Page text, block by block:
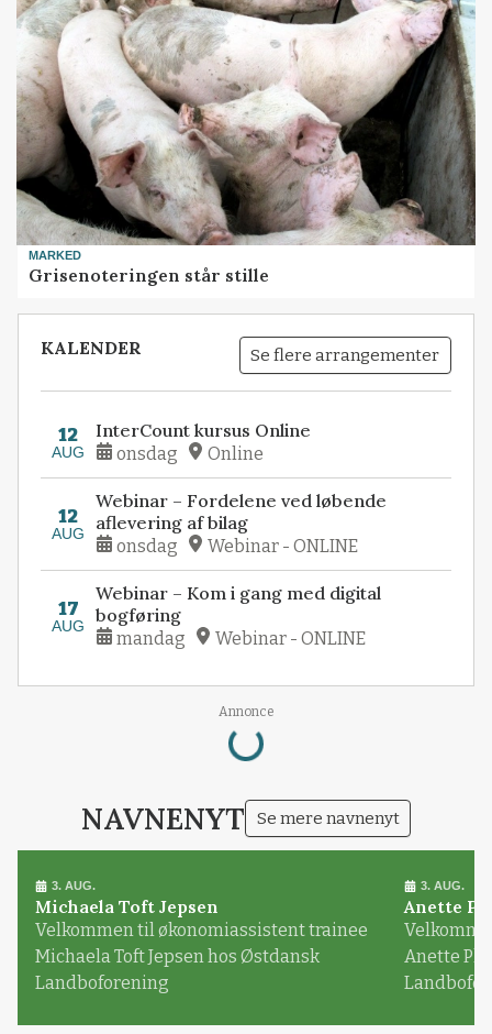
MARKED
Grisenoteringen står stille
KALENDER Se flere arrangementer
12
AUG
InterCount kursus Online
onsdag Online
12
AUG
Webinar – Fordelene ved løbende
aflevering af bilag
onsdag Webinar - ONLINE
17
AUG
Webinar – Kom i gang med digital
bogføring
mandag Webinar - ONLINE
Annonce
Loading...
NAVNENYT Se mere navnenyt
3. AUG.
Michaela Toft Jepsen
Velkommen til økonomiassistent trainee
Michaela Toft Jepsen hos Østdansk
Landboforening
3. AUG.
Anette
Anette